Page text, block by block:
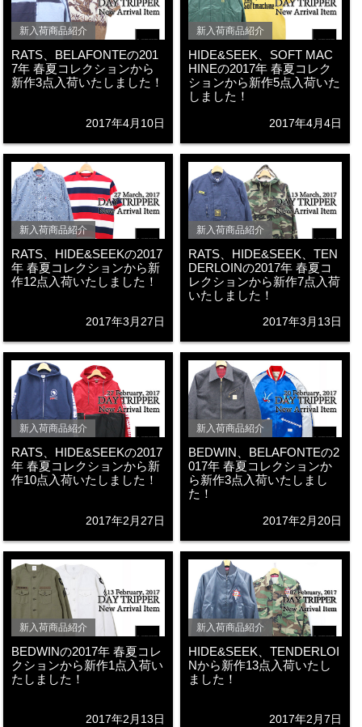
新入荷商品紹介
RATS、BELAFONTEの201
7年 春夏コレクションから
新作3点入荷いたしました！
2017年4月10日
新入荷商品紹介
HIDE&SEEK、SOFT MAC
HINEの2017年 春夏コレク
ションから新作5点入荷いた
しました！
2017年4月4日
新入荷商品紹介
RATS、HIDE&SEEKの2017
年 春夏コレクションから新
作12点入荷いたしました！
2017年3月27日
新入荷商品紹介
RATS、HIDE&SEEK、TEN
DERLOINの2017年 春夏コ
レクションから新作7点入荷
いたしました！
2017年3月13日
新入荷商品紹介
RATS、HIDE&SEEKの2017
年 春夏コレクションから新
作10点入荷いたしました！
2017年2月27日
新入荷商品紹介
BEDWIN、BELAFONTEの2
017年 春夏コレクションか
ら新作3点入荷いたしまし
た！
2017年2月20日
新入荷商品紹介
BEDWINの2017年 春夏コレ
クションから新作1点入荷い
たしました！
2017年2月13日
新入荷商品紹介
HIDE&SEEK、TENDERLOI
Nから新作13点入荷いたし
ました！
2017年2月7日